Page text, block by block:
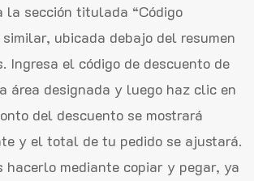
la sección titulada “Código
similar, ubicada debajo del resumen
Ingresa el código de descuento de
área designada y luego haz clic en
del descuento se mostrará
y el total de tu pedido se ajustará.
hacerlo mediante copiar y pegar, ya